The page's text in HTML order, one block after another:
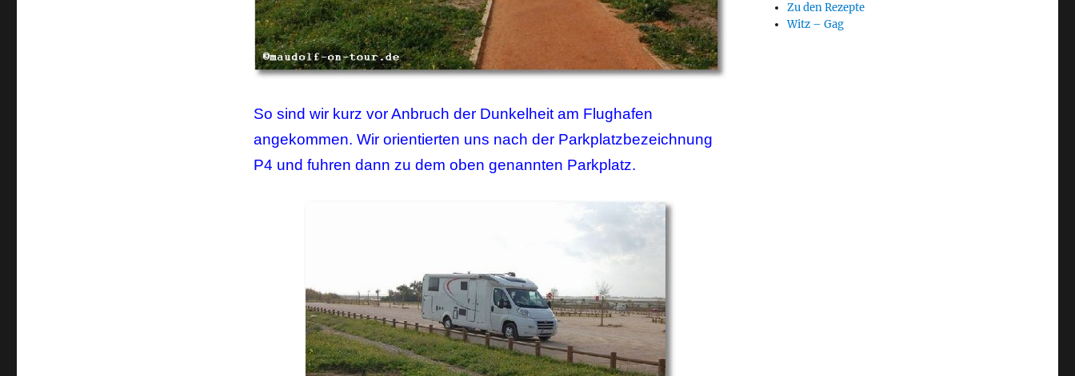
So sind wir kurz vor Anbruch der Dunkelheit am Flughafen
angekommen. Wir orientierten uns nach der Parkplatzbezeichnung
P4 und fuhren dann zu dem oben genannten Parkplatz.
Zu den Rezepte
Witz – Gag